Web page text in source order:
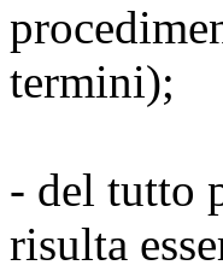
termini);
- del tutto
risulta